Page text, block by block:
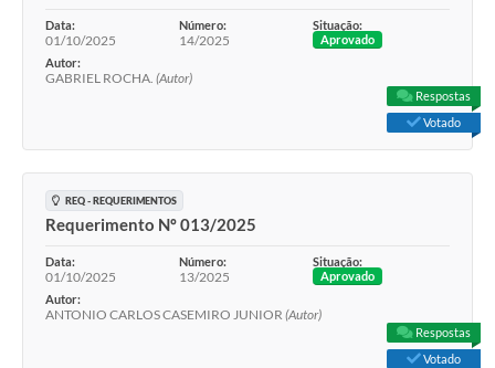
Data:
01/10/2025
Número:
14/2025
Situação:
Aprovado
Autor:
GABRIEL ROCHA. (Autor)
Respostas
Votado
REQ - REQUERIMENTOS
Requerimento Nº 013/2025
Data:
01/10/2025
Número:
13/2025
Situação:
Aprovado
Autor:
ANTONIO CARLOS CASEMIRO JUNIOR (Autor)
Respostas
Votado